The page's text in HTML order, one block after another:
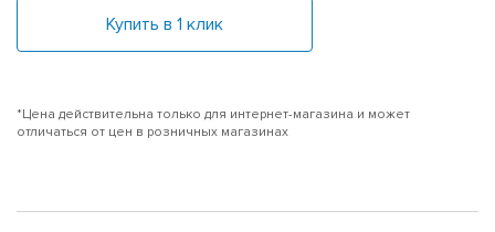
Купить в 1 клик
*Цена действительна только для интернет-магазина и может
отличаться от цен в розничных магазинах